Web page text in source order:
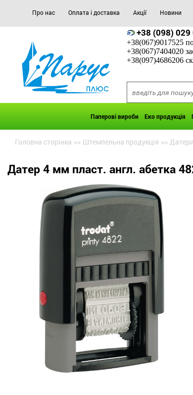
Про нас Оплата і доставка Акції Новини
+38 (098) 029
+38(067)9017525
+38(067)7404020
+38(097)4686206
Паперові вироби Еко продукція
Головна сторінка >> Штемпельна продукція >>
Датер 4 мм пласт. англ. абетка